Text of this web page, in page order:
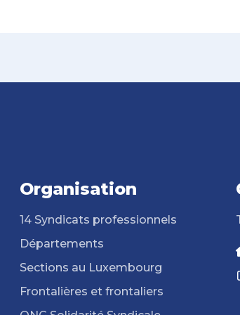
Organisation
14 Syndicats professionnels
Départements
Sections au Luxembourg
Frontalières et frontaliers